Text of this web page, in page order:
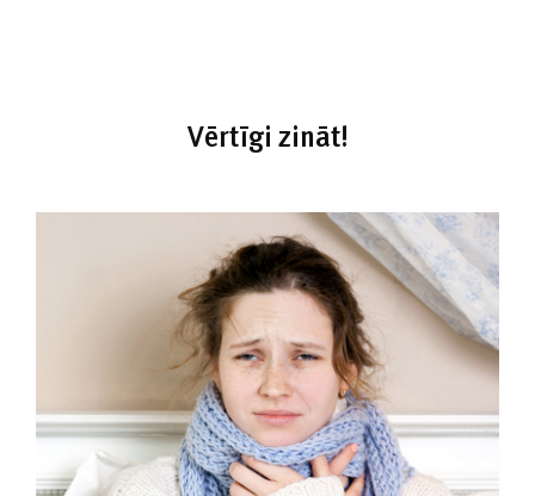
Vērtīgi zināt!